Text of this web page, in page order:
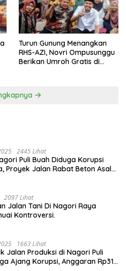
Turun Gunung Menangkan
RHS-AZI, Novri Ompusunggu
Berikan Umroh Gratis di
2445 Lihat
Puli Buah Diduga Korupsi
Proyek Jalan Rabat Beton Asal
2097 Lihat
Jalan Tani Di Nagori Raya
Kontroversi.
1663 Lihat
Jalan Produksi di Nagori Puli
Ajang Korupsi, Anggaran Rp314